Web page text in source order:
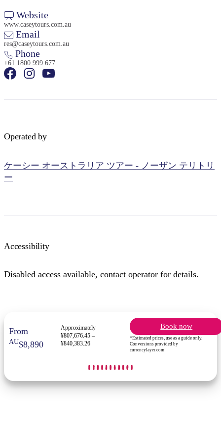
と
散
を
計
画
る
検
Website
www.caseytours.com.au
Email
res@caseytours.com.au
Phone
+61 1800 999 677
Operated by
ケーシー オーストラリア ツアー - ノーザン テリトリ
ー
Accessibility
Disabled access available, contact operator for details.
From
AU$8,890
Approximately
¥807,676.45 –
¥840,383.26
Book now
*Estimated prices, use as a guide only.
Conversions provided by
currencylayer.com